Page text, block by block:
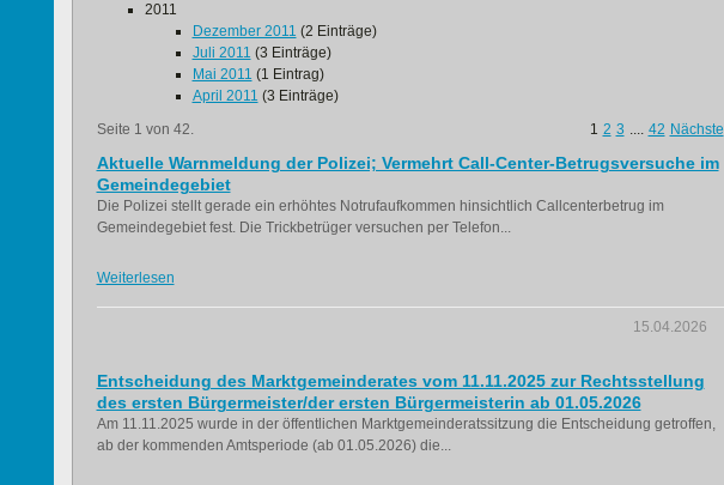
2011
Dezember 2011 (2 Einträge)
Juli 2011 (3 Einträge)
Mai 2011 (1 Eintrag)
April 2011 (3 Einträge)
Seite 1 von 42.
1 2 3 .... 42 Nächste
Aktuelle Warnmeldung der Polizei; Vermehrt Call-Center-Betrugsversuche im
Gemeindegebiet
Die Polizei stellt gerade ein erhöhtes Notrufaufkommen hinsichtlich Callcenterbetrug im
Gemeindegebiet fest. Die Trickbetrüger versuchen per Telefon...
Weiterlesen
15.04.2026
Entscheidung des Marktgemeinderates vom 11.11.2025 zur Rechtsstellung
des ersten Bürgermeister/der ersten Bürgermeisterin ab 01.05.2026
Am 11.11.2025 wurde in der öffentlichen Marktgemeinderatssitzung die Entscheidung getroffen,
ab der kommenden Amtsperiode (ab 01.05.2026) die...